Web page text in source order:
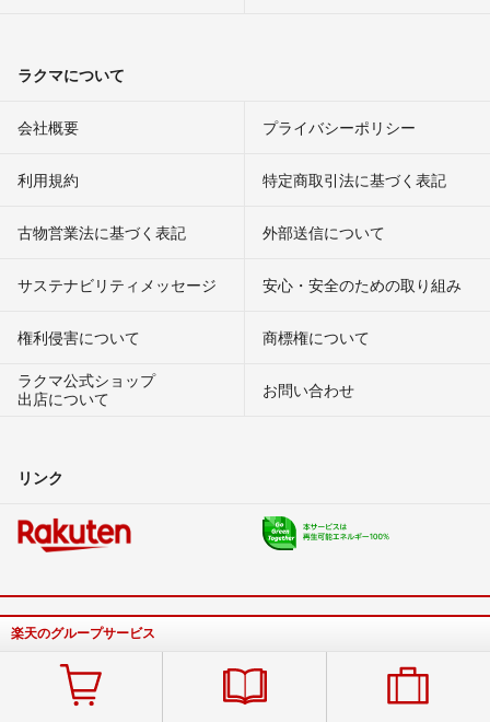
ラクマについて
会社概要 プライバシーポリシー
利用規約 特定商取引法に基づく表記
古物営業法に基づく表記 外部送信について
サステナビリティメッセージ 安心・安全のための取り組み
権利侵害について
商標権について
ラクマ公式ショップ
出店について
お問い合わせ
リンク
楽天のグループサービス